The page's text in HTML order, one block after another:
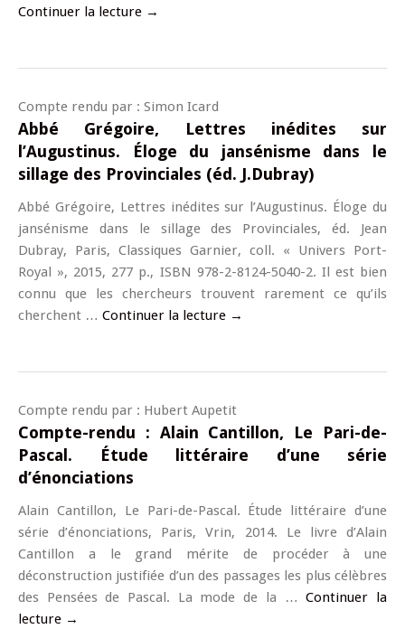
Continuer la lecture →
Compte rendu par : Simon Icard
Abbé Grégoire, Lettres inédites sur
l’Augustinus. Éloge du jansénisme dans le
sillage des Provinciales (éd. J.Dubray)
Abbé Grégoire, Lettres inédites sur l’Augustinus. Éloge du
jansénisme dans le sillage des Provinciales, éd. Jean
Dubray, Paris, Classiques Garnier, coll. « Univers Port-
Royal », 2015, 277 p., ISBN 978-2-8124-5040-2. Il est bien
connu que les chercheurs trouvent rarement ce qu’ils
cherchent … Continuer la lecture →
Compte rendu par : Hubert Aupetit
Compte-rendu : Alain Cantillon, Le Pari-de-
Pascal. Étude littéraire d’une série
d’énonciations
Alain Cantillon, Le Pari-de-Pascal. Étude littéraire d’une
série d’énonciations, Paris, Vrin, 2014. Le livre d’Alain
Cantillon a le grand mérite de procéder à une
déconstruction justifiée d’un des passages les plus célèbres
des Pensées de Pascal. La mode de la …Continuer la
lecture →